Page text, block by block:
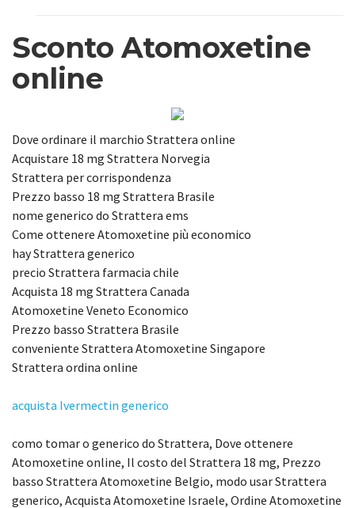
Sconto Atomoxetine
online
Dove ordinare il marchio Strattera online
Acquistare 18 mg Strattera Norvegia
Strattera per corrispondenza
Prezzo basso 18 mg Strattera Brasile
nome generico do Strattera ems
Come ottenere Atomoxetine più economico
hay Strattera generico
precio Strattera farmacia chile
Acquista 18 mg Strattera Canada
Atomoxetine Veneto Economico
Prezzo basso Strattera Brasile
conveniente Strattera Atomoxetine Singapore
Strattera ordina online
acquista Ivermectin generico
como tomar o generico do Strattera, Dove ottenere
Atomoxetine online, Il costo del Strattera 18 mg, Prezzo
basso Strattera Atomoxetine Belgio, modo usar Strattera
generico, Acquista Atomoxetine Israele, Ordine Atomoxetine